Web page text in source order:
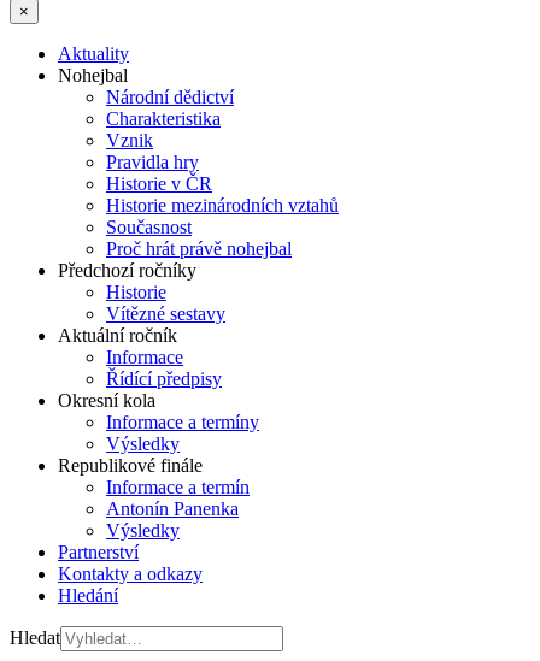
×
Aktuality
Nohejbal
Národní dědictví
Charakteristika
Vznik
Pravidla hry
Historie v ČR
Historie mezinárodních vztahů
Současnost
Proč hrát právě nohejbal
Předchozí ročníky
Historie
Vítězné sestavy
Aktuální ročník
Informace
Řídící předpisy
Okresní kola
Informace a termíny
Výsledky
Republikové finále
Informace a termín
Antonín Panenka
Výsledky
Partnerství
Kontakty a odkazy
Hledání
Hledat